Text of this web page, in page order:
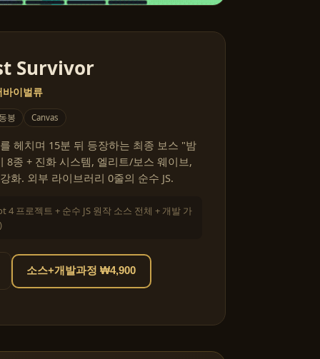
Survivor
이벌류
봉 Canvas
헤치며 15분 뒤 등장하는 최종 보스 "밤
8종 + 진화 시스템, 엘리트/보스 웨이브,
화. 외부 라이브러리 0줄의 순수 JS.
4 프로젝트 + 순수 JS 원작 소스 전체 + 개발 가
소스+개발과정 ₩4,900